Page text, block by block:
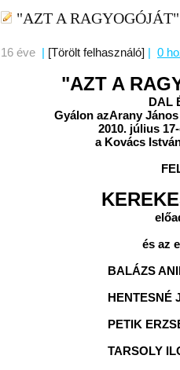
"AZT A RAGYOGÓJÁT"
16 éve | [Törölt felhasználó] | 0
"AZT A
DAL ÉS
Gyálon azArany János
2010. július
a Kovács István Pál
és az
BALÁZS
HENTESNÉ
PETIK
TARSOLY ILONA